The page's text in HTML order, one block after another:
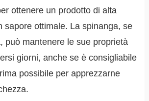
ottenere un prodotto di alta
sapore ottimale. La spinanga, se
può mantenere le sue proprietà
giorni, anche se è consigliabile
possibile per apprezzarne